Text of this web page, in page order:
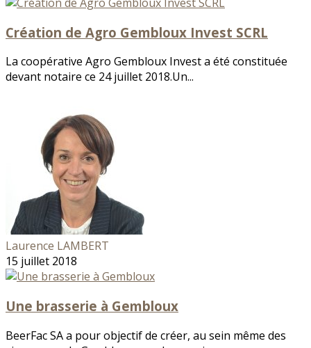
Création de Agro Gembloux Invest SCRL
La coopérative Agro Gembloux Invest a été constituée
devant notaire ce 24 juillet 2018.Un...
Laurence LAMBERT
15 juillet 2018
Une brasserie à Gembloux
BeerFac SA a pour objectif de créer, au sein même des